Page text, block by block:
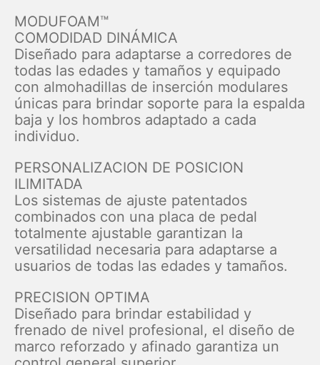
MODUFOAM™
COMODIDAD DINÁMICA
Diseñado para adaptarse a corredores de
todas las edades y tamaños y equipado
con almohadillas de inserción modulares
únicas para brindar soporte para la espalda
baja y los hombros adaptado a cada
individuo.
PERSONALIZACION DE POSICION
ILIMITADA
Los sistemas de ajuste patentados
combinados con una placa de pedal
totalmente ajustable garantizan la
versatilidad necesaria para adaptarse a
usuarios de todas las edades y tamaños.
PRECISION OPTIMA
Diseñado para brindar estabilidad y
frenado de nivel profesional, el diseño de
marco reforzado y afinado garantiza un